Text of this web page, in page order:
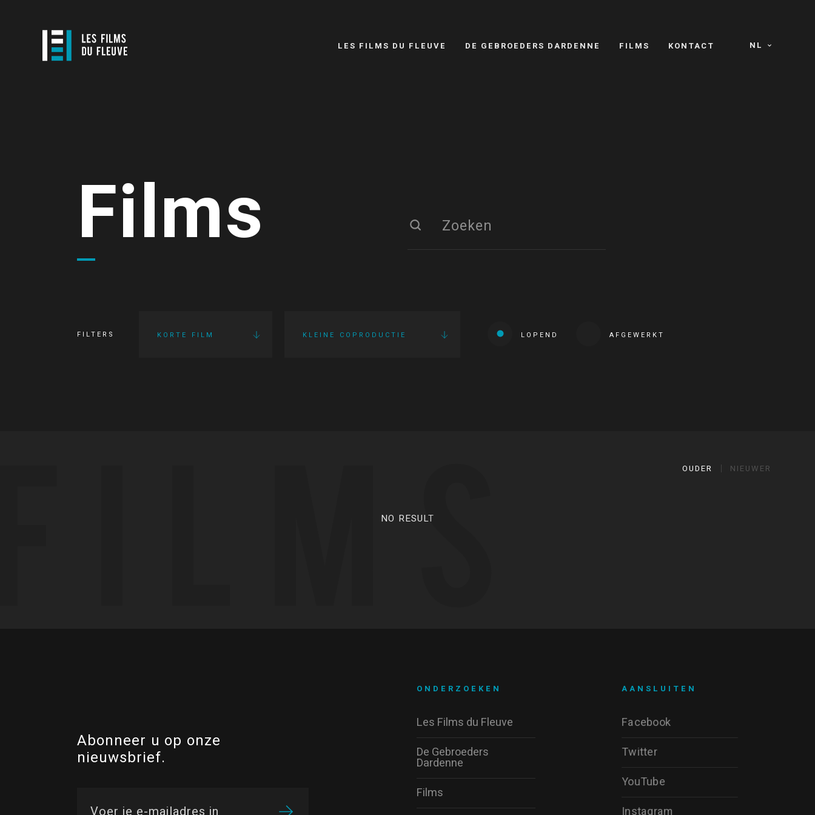
NL
LES FILMS DU FLEUVE DE GEBROEDERS DARDENNE FILMS KONTACT
Films
FILTERS KORTE FILM KLEINE COPRODUCTIE LOPEND AFGEWERKT
OUDER NIEUWER
NO RESULT
Abonneer u op onze
nieuwsbrief.
AANSLUITEN
Facebook
Twitter
YouTube
Instagram
ONDERZOEKEN
Les Films du Fleuve
De Gebroeders
Dardenne
Films